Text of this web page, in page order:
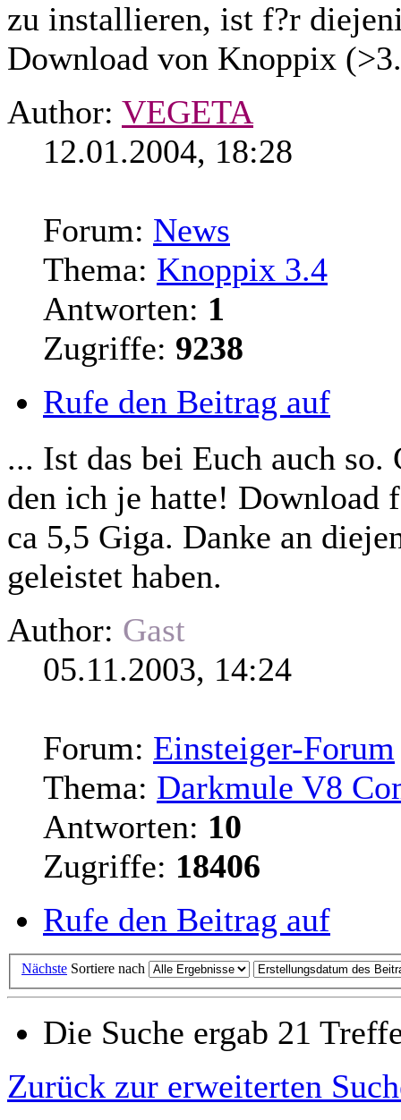
zu installieren, ist f?r
Download von Knoppix
Author: VEGETA
12.01.2004, 18:28
Forum: News
Thema: Knoppix 3.4
Antworten: 1
Zugriffe: 9238
Rufe den Beitrag auf
... Ist das bei Euch auch
den ich je hatte! Download
ca 5,5 Giga. Danke an
geleistet haben.
Author: Gast
05.11.2003, 14:24
Forum: Einsteiger-Forum
Thema: Darkmule V8
Antworten: 10
Zugriffe: 18406
Rufe den Beitrag auf
Nächste Sortiere nach
Die Suche ergab 21
Zurück zur erweiterten